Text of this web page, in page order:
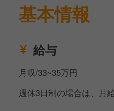
基本情報
給与
月収/33~35万円
週休3日制の場合は、月